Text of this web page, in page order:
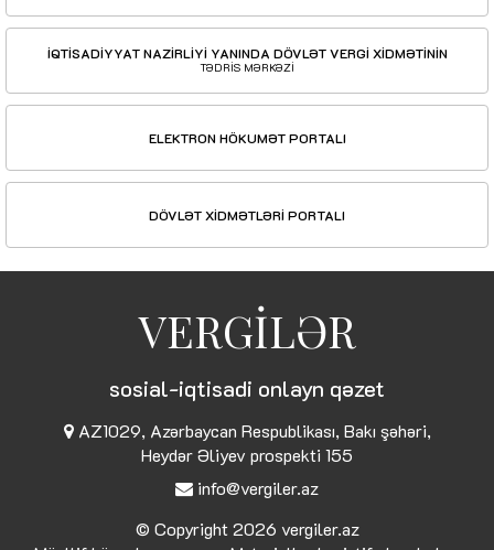
İQTİSADİYYAT NAZİRLİYİ YANINDA DÖVLƏT VERGİ XİDMƏTİNİN
TƏDRİS MƏRKƏZİ
ELEKTRON HÖKUMƏT PORTALI
DÖVLƏT XİDMƏTLƏRİ PORTALI
VERGİLƏR
sosial-iqtisadi onlayn qəzet
AZ1029, Azərbaycan Respublikası, Bakı şəhəri,
Heydər Əliyev prospekti 155
info@vergiler.az
© Copyright 2026 vergiler.az